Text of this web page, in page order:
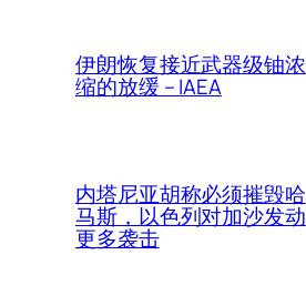
伊朗恢复接近武器级铀浓
缩的放缓 – IAEA
内塔尼亚胡称必须摧毁哈
马斯，以色列对加沙发动
更多袭击